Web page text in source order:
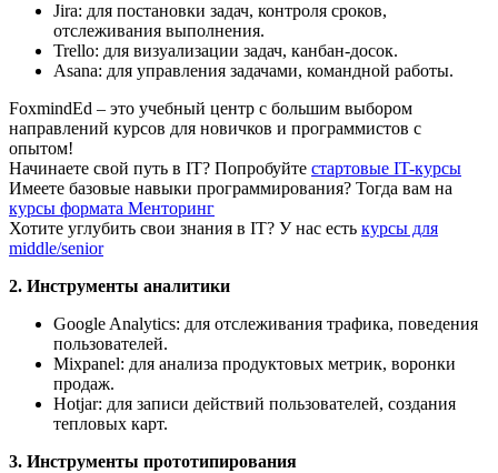
Jira: для постановки задач, контроля сроков,
отслеживания выполнения.
Trello: для визуализации задач, канбан-досок.
Asana: для управления задачами, командной работы.
FoxmindEd – это учебный центр с большим выбором
направлений курсов для новичков и программистов с
опытом!
Начинаете свой путь в IТ? Попробуйте стартовые IT-курсы
Имеете базовые навыки программирования? Тогда вам на
курсы формата Менторинг
Хотите углубить свои знания в IТ? У нас есть курсы для
middle/senior
2. Инструменты аналитики
Google Analytics: для отслеживания трафика, поведения
пользователей.
Mixpanel: для анализа продуктовых метрик, воронки
продаж.
Hotjar: для записи действий пользователей, создания
тепловых карт.
3. Инструменты прототипирования